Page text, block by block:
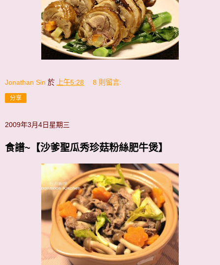
Jonathan Sin 於 上午5:28 8 則留言:
分享
2009年3月4日星期三
食譜~【沙爹聖瓜秀珍菇粉絲肥牛煲】